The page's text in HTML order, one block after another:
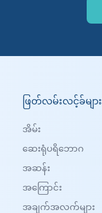
ဖြတ်လမ်းလင့်ခ်များ
အိမ်း
ဆေးရုံပရိဘောဂ
အဆန်း
အကြောင်း
အချက်အလက်များ